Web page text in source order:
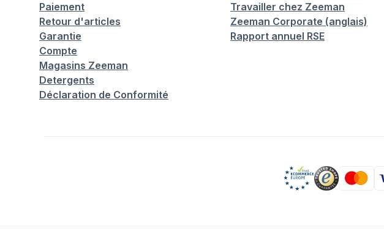
Paiement
Retour d'articles
Garantie
Compte
Magasins Zeeman
Detergents
Déclaration de Conformité
Travailler chez Zeeman
Zeeman Corporate (anglais)
Rapport annuel RSE